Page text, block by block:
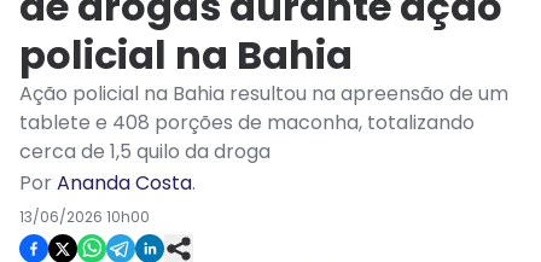
policial na Bahia
Ação policial na Bahia resultou na apreensão de um
tablete e 408 porções de maconha, totalizando
cerca de 1,5 quilo da droga
PorAnanda Costa.
13/06/2026 10h00